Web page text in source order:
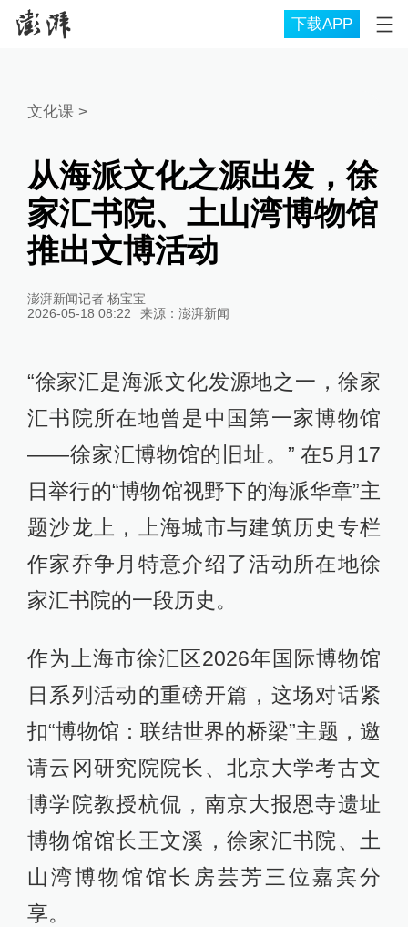
下载APP
文化课>
从海派文化之源出发，徐
家汇书院、土山湾博物馆
推出文博活动
澎湃新闻记者 杨宝宝
2026-05-18 08:22
来源： 澎湃新闻
“徐家汇是海派文化发源地之一，徐家
汇书院所在地曾是中国第一家博物馆
——徐家汇博物馆的旧址。” 在5月17
日举行的“博物馆视野下的海派华章”主
题沙龙上，上海城市与建筑历史专栏
作家乔争月特意介绍了活动所在地徐
家汇书院的一段历史。
作为上海市徐汇区2026年国际博物馆
日系列活动的重磅开篇，这场对话紧
扣“博物馆：联结世界的桥梁”主题，邀
请云冈研究院院长、北京大学考古文
博学院教授杭侃，南京大报恩寺遗址
博物馆馆长王文溪，徐家汇书院、土
山湾博物馆馆长房芸芳三位嘉宾分
享。